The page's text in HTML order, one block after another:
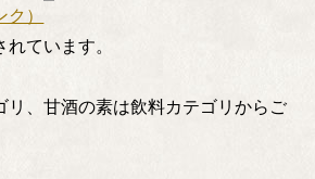
ク）
ています。
リ、甘酒の素は飲料カテゴリからご